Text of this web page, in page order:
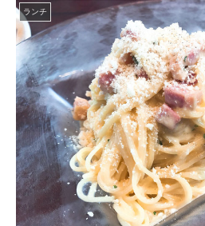
ランチ